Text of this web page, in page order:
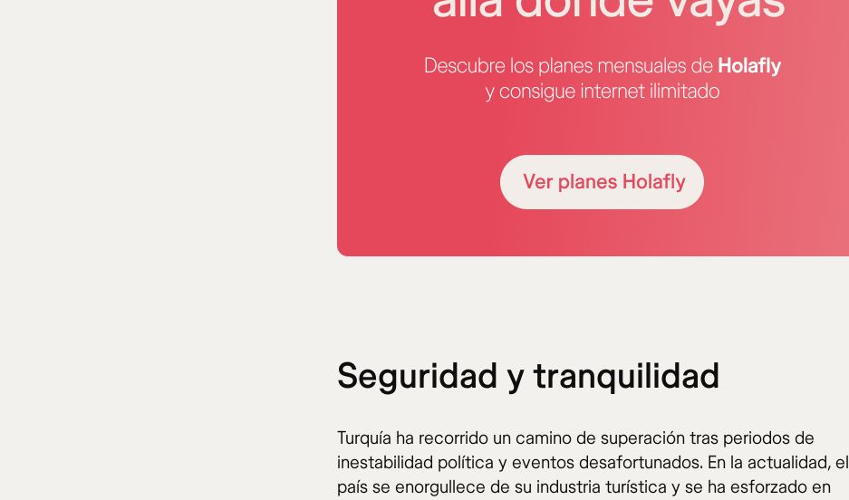
Seguridad y tranquilidad
Turquía ha recorrido un camino de superación tras periodos de
inestabilidad política y eventos desafortunados. En la actualidad, el
país se enorgullece de su industria turística y se ha esforzado en